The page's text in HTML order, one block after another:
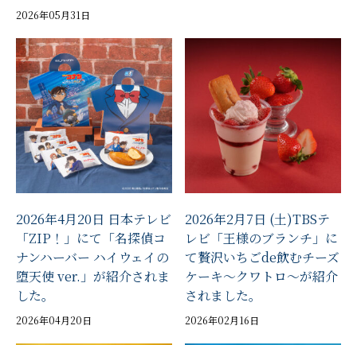
2026年05月31日
2026年4月20日 日本テレビ
「ZIP！」にて「名探偵コ
ナンハーバー ハイウェイの
堕天使 ver.」が紹介されま
した。
2026年04月20日
2026年2月7日 (土)TBSテ
レビ「王様のブランチ」に
て贅沢いちごde飲むチーズ
ケーキ～クワトロ～が紹介
されました。
2026年02月16日